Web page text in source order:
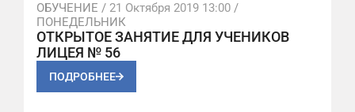
ОБУЧЕНИЕ / 21 Октября 2019 13:00 /
ПОНЕДЕЛЬНИК
ОТКРЫТОЕ ЗАНЯТИЕ ДЛЯ УЧЕНИКОВ
ЛИЦЕЯ № 56
ПОДРОБНЕЕ